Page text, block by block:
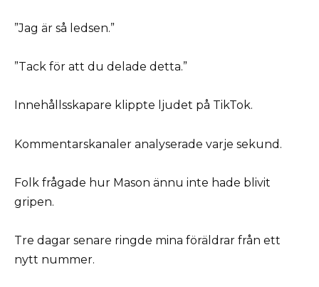
”Jag är så ledsen.”
”Tack för att du delade detta.”
Innehållsskapare klippte ljudet på TikTok.
Kommentarskanaler analyserade varje sekund.
Folk frågade hur Mason ännu inte hade blivit
gripen.
Tre dagar senare ringde mina föräldrar från ett
nytt nummer.